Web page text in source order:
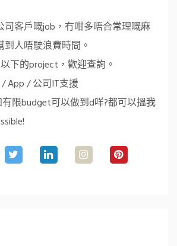
司客戶嘅job，冇咁多唔合常理嘅麻
人唔駛浪費時間。
下的project，歡迎查詢。
App / 公司IT支援
限budget可以做到d咩?都可以搵我